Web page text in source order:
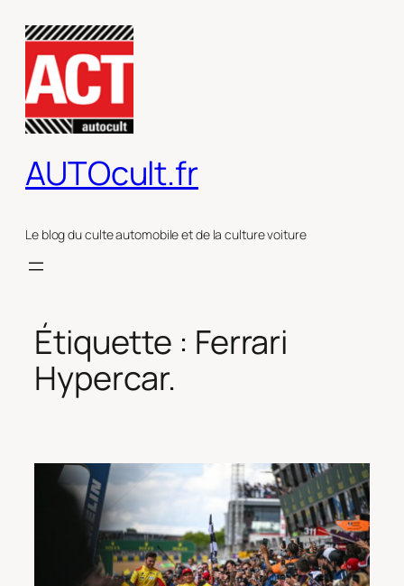
contenu
AUTOcult.fr
Le blog du culte automobile et de la culture voiture
Étiquette : Ferrari
Hypercar.